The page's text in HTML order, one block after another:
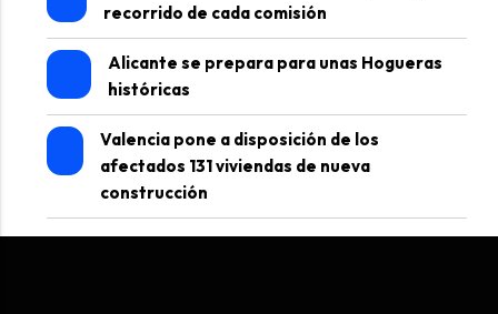
recorrido de cada comisión
Alicante se prepara para unas Hogueras
históricas
Valencia pone a disposición de los
afectados 131 viviendas de nueva
construcción